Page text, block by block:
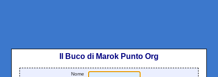
Il Buco di Marok Punto Org
Nome